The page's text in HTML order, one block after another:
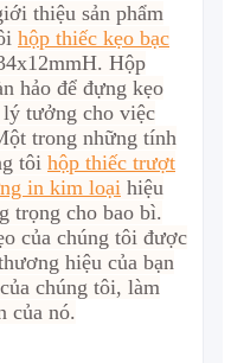
thiệu sản phẩm
hộp thiếc kẹo bạc
Hộp
hảo để đựng kẹo
lý tưởng cho việc
trong những tính
tôi hộp thiếc trượt
in kim loại hiệu
trọng cho bao bì.
của chúng tôi được
hiệu của bạn
chúng tôi, làm
của nó.